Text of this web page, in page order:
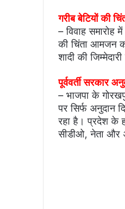
गरीब बेटियों की
– विवाह समारोह
की चिंता आमजन
शादी की
पूर्ववर्ती सरकार
– भाजपा के
पर सिर्फ अनुदान
रहा है। प्रदेश के
सीडीओ, नेता और